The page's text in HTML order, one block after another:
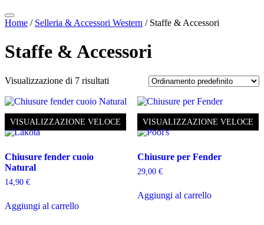
Home / Selleria & Accessori Western / Staffe & Accessori
Staffe & Accessori
Visualizzazione di 7 risultati
VISUALIZZAZIONE VELOCE
Chiusure fender cuoio
Natural
14,90 €
Aggiungi al carrello
VISUALIZZAZIONE VELOCE
Chiusure per Fender
29,00 €
Aggiungi al carrello